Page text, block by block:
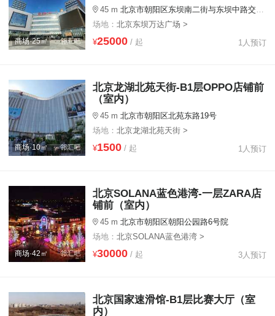
商场·25㎡
45 m 北京市朝阳区东坝南二街与东坝中路交汇处
场地： 北京东坝万达广场 >
¥25000/ 起 1人预订
商场·10㎡
北京龙湖北苑天街-B1层OPPO店铺前
（室内）
45 m 北京市朝阳区北苑东路19号
场地： 北京龙湖北苑天街 >
¥1500/ 起 1人预订
商场·42㎡
北京SOLANA蓝色港湾-一层ZARA店
铺前（室内）
45 m 北京市朝阳区朝阳公园路6号院
场地： 北京SOLANA蓝色港湾 >
¥30000/ 起 3人预订
北京国家速滑馆-B1层比赛大厅（室
内）